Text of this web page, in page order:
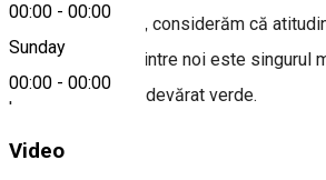
00:00 - 00:00
Sunday
00:00 - 00:00
ne privesc pe toți, considerăm că
partea fiecăruia dintre noi este singurul
poate deveni cu adevărat verde.
Video